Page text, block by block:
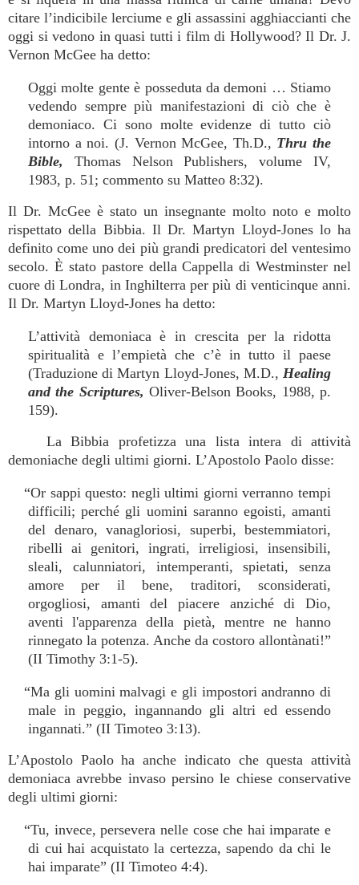
citare l’indicibile lerciume e gli assassini agghiaccianti che
oggi si vedono in quasi tutti i film di Hollywood? Il Dr. J.
Vernon McGee ha detto:
Oggi molte gente è posseduta da demoni … Stiamo
vedendo sempre più manifestazioni di ciò che è
demoniaco. Ci sono molte evidenze di tutto ciò
intorno a noi. (J. Vernon McGee, Th.D., Thru the
Bible, Thomas Nelson Publishers, volume IV,
1983, p. 51; commento su Matteo 8:32).
Il Dr. McGee è stato un insegnante molto noto e molto
rispettato della Bibbia. Il Dr. Martyn Lloyd-Jones lo ha
definito come uno dei più grandi predicatori del ventesimo
secolo. È stato pastore della Cappella di Westminster nel
cuore di Londra, in Inghilterra per più di venticinque anni.
Il Dr. Martyn Lloyd-Jones ha detto:
L’attività demoniaca è in crescita per la ridotta
spiritualità e l’empietà che c’è in tutto il paese
(Traduzione di Martyn Lloyd-Jones, M.D., Healing
and the Scriptures, Oliver-Belson Books, 1988, p.
159).
La Bibbia profetizza una lista intera di attività
demoniache degli ultimi giorni. L’Apostolo Paolo disse:
“Or sappi questo: negli ultimi giorni verranno tempi
difficili; perché gli uomini saranno egoisti, amanti
del denaro, vanagloriosi, superbi, bestemmiatori,
ribelli ai genitori, ingrati, irreligiosi, insensibili,
sleali, calunniatori, intemperanti, spietati, senza
amore per il bene, traditori, sconsiderati,
orgogliosi, amanti del piacere anziché di Dio,
aventi l'apparenza della pietà, mentre ne hanno
rinnegato la potenza. Anche da costoro allontànati!”
(II Timothy 3:1-5).
“Ma gli uomini malvagi e gli impostori andranno di
male in peggio, ingannando gli altri ed essendo
ingannati.” (II Timoteo 3:13).
L’Apostolo Paolo ha anche indicato che questa attività
demoniaca avrebbe invaso persino le chiese conservative
degli ultimi giorni:
“Tu, invece, persevera nelle cose che hai imparate e
di cui hai acquistato la certezza, sapendo da chi le
hai imparate” (II Timoteo 4:4).